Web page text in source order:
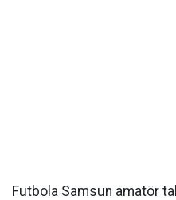
Futbola Samsun amatör